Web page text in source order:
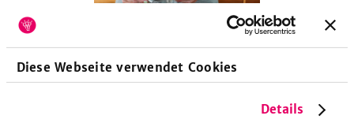
Diese Webseite verwendet Cookies
Details
Den Brombeerguss auf den Kuchen gießen, gleichmäßig